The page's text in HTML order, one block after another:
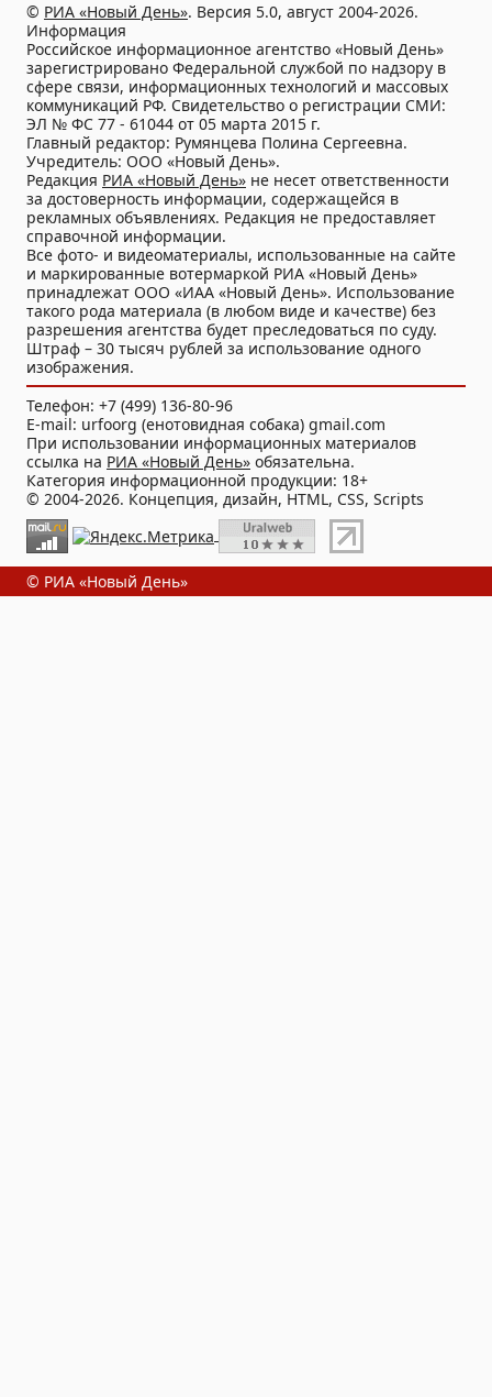
© РИА «Новый День». Версия 5.0, август 2004-2026.
Информация
Российское информационное агентство «Новый День»
зарегистрировано Федеральной службой по надзору в
сфере связи, информационных технологий и массовых
коммуникаций РФ. Свидетельство о регистрации СМИ:
ЭЛ № ФС 77 - 61044 от 05 марта 2015 г.
Главный редактор: Румянцева Полина Сергеевна.
Учредитель: ООО «Новый День».
Редакция РИА «Новый День» не несет ответственности
за достоверность информации, содержащейся в
рекламных объявлениях. Редакция не предоставляет
справочной информации.
Все фото- и видеоматериалы, использованные на сайте
и маркированные вотермаркой РИА «Новый День»
принадлежат ООО «ИАА «Новый День». Использование
такого рода материала (в любом виде и качестве) без
разрешения агентства будет преследоваться по суду.
Штраф – 30 тысяч рублей за использование одного
изображения.
Телефон: +7 (499) 136-80-96
E-mail: urfoorg (енотовидная собака) gmail.com
При использовании информационных материалов
ссылка на РИА «Новый День» обязательна.
Категория информационной продукции: 18+
© 2004-2026. Концепция, дизайн, HTML, CSS, Scripts
© РИА «Новый День»